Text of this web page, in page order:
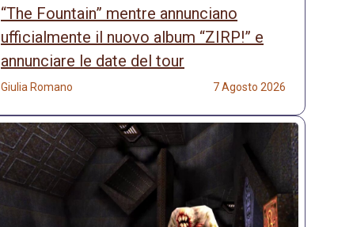
“The Fountain” mentre annunciano
ufficialmente il nuovo album “ZIRP!” e
annunciare le date del tour
Giulia Romano 7 Agosto 2026